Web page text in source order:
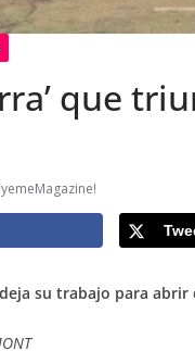
que
su trabajo para abrir